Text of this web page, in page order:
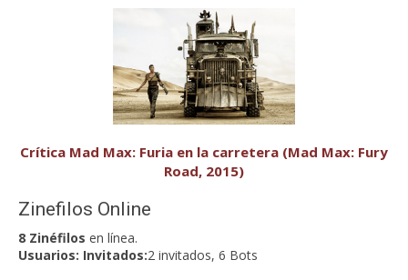
Crítica Mad Max: Furia en la carretera (Mad Max: Fury
Road, 2015)
Zinefilos Online
8 Zinéfilos en línea.
Usuarios: Invitados:2 invitados, 6 Bots